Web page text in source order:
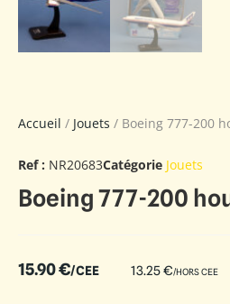
Accueil / Jouets / Boeing 777-200
Ref : NR20683Catégorie Jouets
Boeing 777-200
15.90€/CEE 13.25€/HORS CEE